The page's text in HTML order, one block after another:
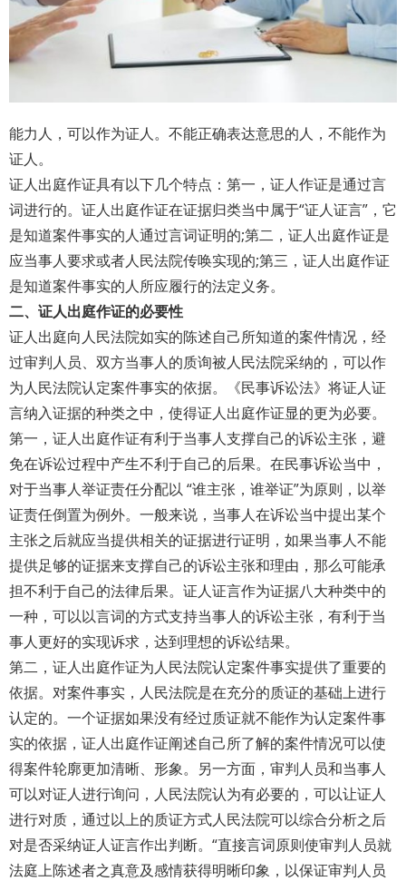
能力人，可以作为证人。不能正确表达意思的人，不能作为
证人。
证人出庭作证具有以下几个特点：第一，证人作证是通过言
词进行的。证人出庭作证在证据归类当中属于“证人证言”，它
是知道案件事实的人通过言词证明的;第二，证人出庭作证是
应当事人要求或者人民法院传唤实现的;第三，证人出庭作证
是知道案件事实的人所应履行的法定义务。
二、证人出庭作证的必要性
证人出庭向人民法院如实的陈述自己所知道的案件情况，经
过审判人员、双方当事人的质询被人民法院采纳的，可以作
为人民法院认定案件事实的依据。《民事诉讼法》将证人证
言纳入证据的种类之中，使得证人出庭作证显的更为必要。
第一，证人出庭作证有利于当事人支撑自己的诉讼主张，避
免在诉讼过程中产生不利于自己的后果。在民事诉讼当中，
对于当事人举证责任分配以 “谁主张，谁举证”为原则，以举
证责任倒置为例外。一般来说，当事人在诉讼当中提出某个
主张之后就应当提供相关的证据进行证明，如果当事人不能
提供足够的证据来支撑自己的诉讼主张和理由，那么可能承
担不利于自己的法律后果。证人证言作为证据八大种类中的
一种，可以以言词的方式支持当事人的诉讼主张，有利于当
事人更好的实现诉求，达到理想的诉讼结果。
第二，证人出庭作证为人民法院认定案件事实提供了重要的
依据。对案件事实，人民法院是在充分的质证的基础上进行
认定的。一个证据如果没有经过质证就不能作为认定案件事
实的依据，证人出庭作证阐述自己所了解的案件情况可以使
得案件轮廓更加清晰、形象。另一方面，审判人员和当事人
可以对证人进行询问，人民法院认为有必要的，可以让证人
进行对质，通过以上的质证方式人民法院可以综合分析之后
对是否采纳证人证言作出判断。“直接言词原则使审判人员就
法庭上陈述者之真意及感情获得明晰印象，以保证审判人员